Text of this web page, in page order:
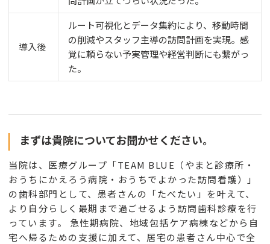
導入後
ルート可視化とデータ集約により、移動時間
の削減やスタッフ主導の訪問計画を実現。感
覚に頼らない予実管理や経営判断にも繋がっ
た。
まずは貴院についてお聞かせください。
当院は、医療グループ「TEAM BLUE（やまと診療所・
おうちにかえろう病院・おうちでよかった訪問看護）」
の歯科部門として、患者さんの「たべたい」を叶えて、
より自分らしく最期まで過ごせるよう訪問歯科診療を行
っています。 急性期病院、地域包括ケア病棟などから自
宅へ帰るための支援に加えて、居宅の患者さん中心で全